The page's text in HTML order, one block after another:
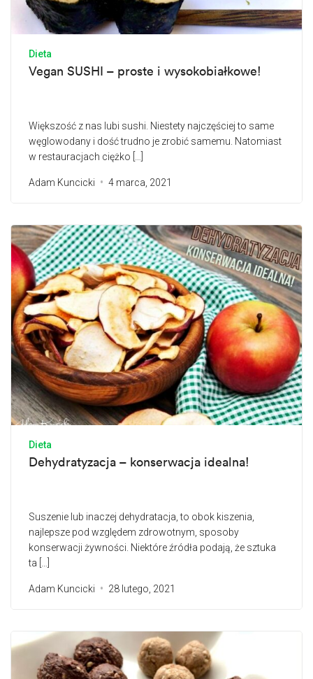
Dieta
Vegan SUSHI – proste i wysokobiałkowe!
Większość z nas lubi sushi. Niestety najczęściej to same
węglowodany i dość trudno je zrobić samemu. Natomiast
w restauracjach ciężko […]
Adam Kuncicki 4 marca, 2021
Dieta
Dehydratyzacja – konserwacja idealna!
Suszenie lub inaczej dehydratacja, to obok kiszenia,
najlepsze pod względem zdrowotnym, sposoby
konserwacji żywności. Niektóre źródła podają, że sztuka
ta […]
Adam Kuncicki 28 lutego, 2021